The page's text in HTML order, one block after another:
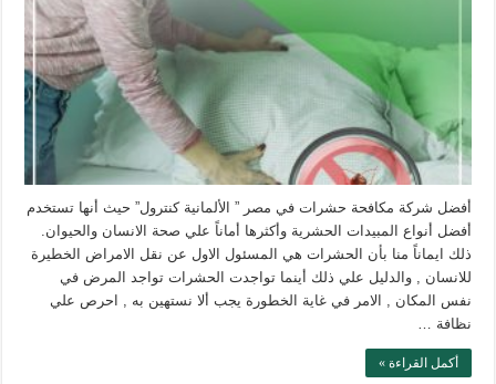
أفضل شركة مكافحة حشرات في مصر ” الألمانية كنترول” حيث أنها تستخدم
أفضل أنواع المبيدات الحشرية وأكثرها أماناً علي صحة الانسان والحيوان.
ذلك ايماناً منا بأن الحشرات هي المسئول الاول عن نقل الامراض الخطيرة
للانسان , والدليل علي ذلك أينما تواجدت الحشرات تواجد المرض في
نفس المكان , الامر في غاية الخطورة يجب ألا نستهين به , احرص علي
نظافة …
أكمل القراءة »